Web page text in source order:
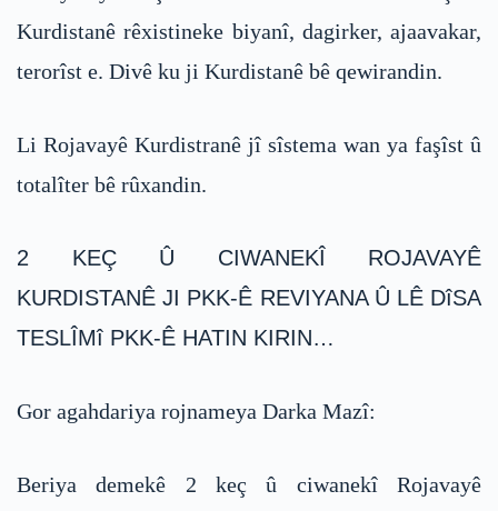
Kurdistanê rêxistineke biyanî, dagirker, ajaavakar,
terorîst e. Divê ku ji Kurdistanê bê qewirandin.
Li Rojavayê Kurdistranê jî sîstema wan ya faşîst û
totalîter bê rûxandin.
2 KEÇ Û CIWANEKÎ ROJAVAYÊ
KURDISTANÊ JI PKK-Ê REVIYANA Û LÊ DîSA
TESLÎMî PKK-Ê HATIN KIRIN…
Gor agahdariya rojnameya Darka Mazî:
Beriya demekê 2 keç û ciwanekî Rojavayê